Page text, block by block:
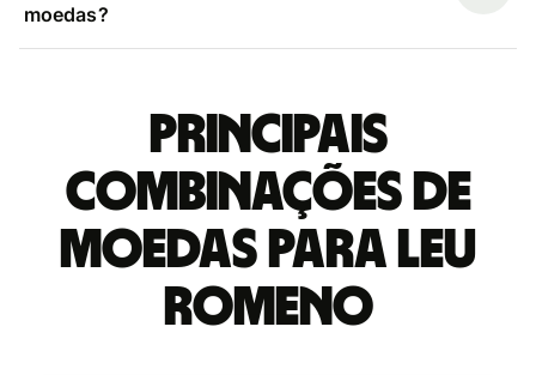
moedas?
Principais
combinações de
moedas para Leu
romeno